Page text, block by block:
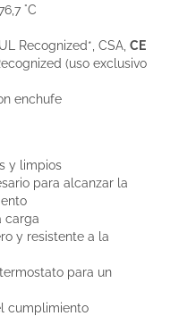
°C
Recognized*, CSA, CE
(uso exclusivo
enchufe
y limpios
para alcanzar la
carga
y resistente a la
para un
cumplimiento